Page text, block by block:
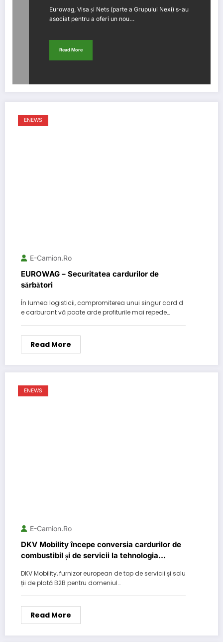
Eurowag, Visa și Nets (parte a Grupului Nexi) s-au
asociat pentru a oferi un nou…
Read More
ENEWS
E-Camion.ro
EUROWAG – Securitatea cardurilor de
sărbători
În lumea logisticii, compromiterea unui singur card d
e carburant vă poate arde profiturile mai repede…
Read More
ENEWS
E-Camion.ro
DKV Mobility începe conversia cardurilor de
combustibil și de servicii la tehnologia
DKV Mobility, furnizor european de top de servicii și solu
ții de plată B2B pentru domeniul…
Read More